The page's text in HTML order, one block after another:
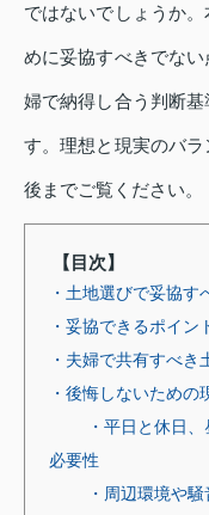
ではないでしょうか
めに妥協すべきでな
婦で納得し合う判断
す。理想と現実のバ
後までご覧ください。
【目次】
・土地選びで妥協す
・妥協できるポイン
・夫婦で共有すべき
・後悔しないための
・平日と休日
必要性
・周辺環境や